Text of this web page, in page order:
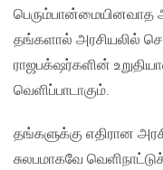
பெரும்பான்மையினவாத
தங்களால் அரசியலில்
ராஜபக்‌ஷர்களின்
வெளிப்பாடாகும்.
தங்களுக்கு எதிரான
சுலபமாகவே